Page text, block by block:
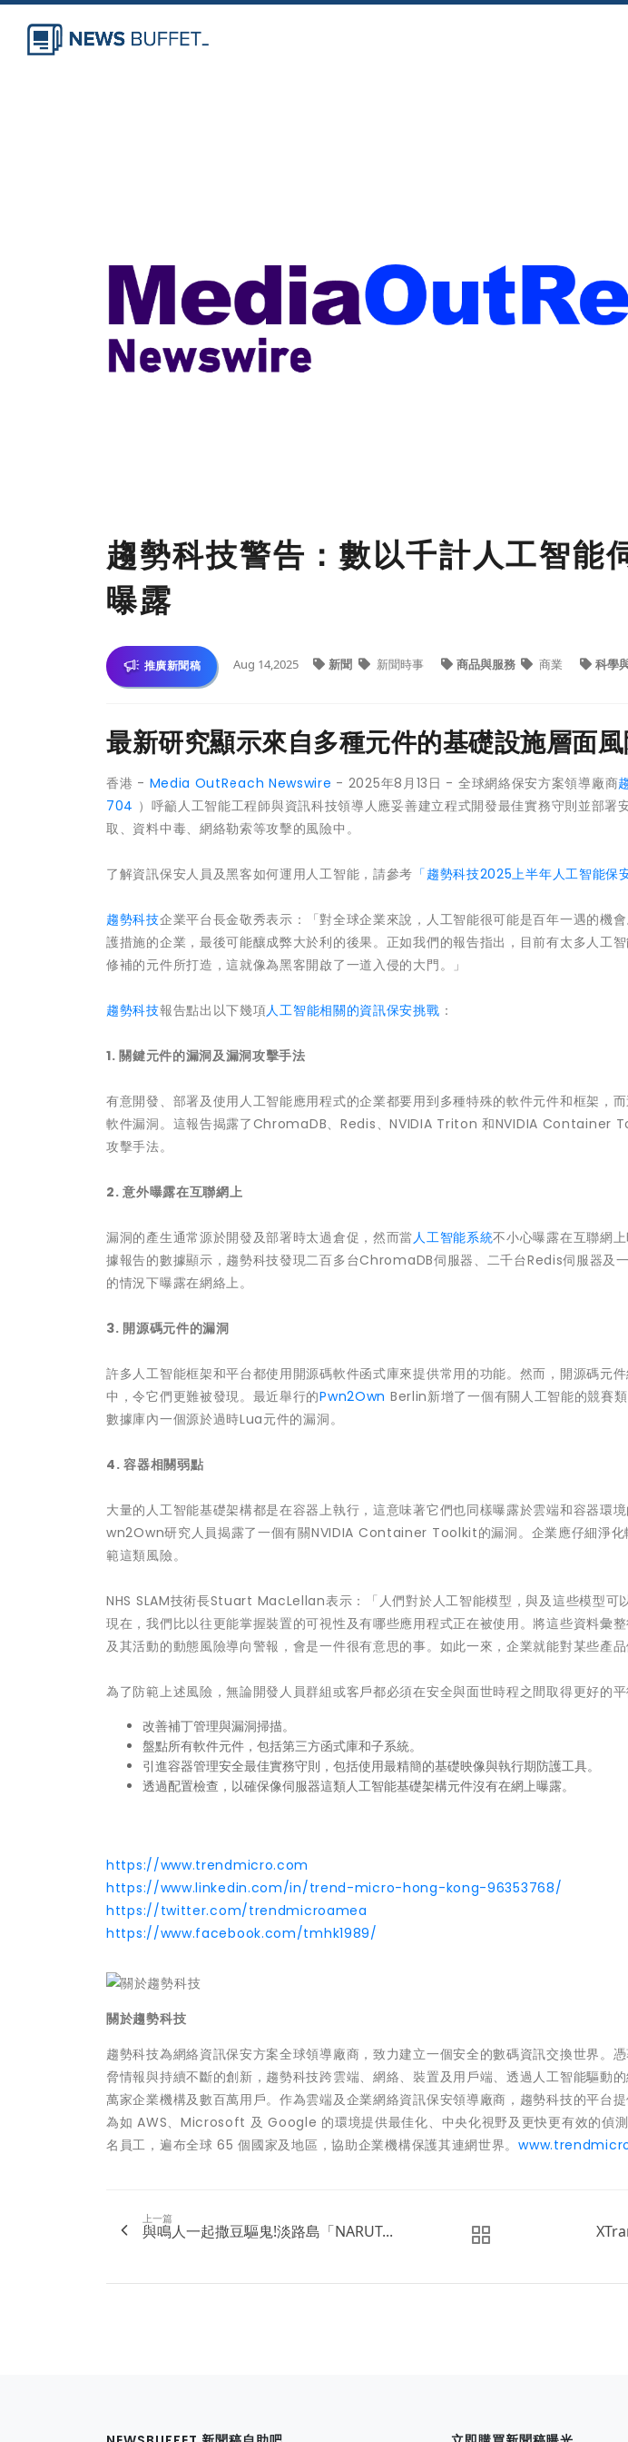
趨勢科技警告：數以千計人工智能
曝露
推廣新聞稿 Aug 14,2025 新聞 新聞時事 商品與服務 商業 科學
最新研究顯示來自多種元件的基礎設施層面
香港 - Media OutReach Newswire - 2025年8月13日 - 全球網絡保安方案領導廠商
704 ）呼籲人工智能工程師與資訊科技領導人應妥善建立程式開發最佳實務守則並部署
取、資料中毒、網絡勒索等攻擊的風險中。
了解資訊保安人員及黑客如何運用人工智能，請參考 「趨勢科技2025上半年人工智能保
趨勢科技企業平台長金敬秀表示：「對全球企業來說，人工智能很可能是百年一遇的機
護措施的企業，最後可能釀成弊大於利的後果。正如我們的報告指出，目前有太多人工
修補的元件所打造，這就像為黑客開啟了一道入侵的大門。」
趨勢科技報告點出以下幾項人工智能相關的資訊保安挑戰 ：
1. 關鍵元件的漏洞及漏洞攻擊手法
有意開發、部署及使用人工智能應用程式的企業都要用到多種特殊的軟件元件和框架，
軟件漏洞。這報告揭露了ChromaDB、Redis、NVIDIA Triton 和NVIDIA Container
攻擊手法。
2. 意外曝露在互聯網上
漏洞的產生通常源於開發及部署時太過倉促，然而當人工智能系統不小心曝露在互聯網
據報告的數據顯示，趨勢科技發現二百多台ChromaDB伺服器、二千台Redis伺服器及
的情況下曝露在網絡上。
3. 開源碼元件的漏洞
許多人工智能框架和平台都使用開源碼軟件函式庫來提供常用的功能。然而，開源碼元
中，令它們更難被發現。最近舉行的Pwn2Own Berlin新增了一個有關人工智能的競賽
數據庫內一個源於過時Lua元件的漏洞。
4. 容器相關弱點
大量的人工智能基礎架構都是在容器上執行，這意味著它們也同樣曝露於雲端和容器環
wn2Own研究人員揭露了一個有關NVIDIA Container Toolkit的漏洞。企業應仔細淨化
範這類風險。
NHS SLAM技術長Stuart MacLellan表示：「人們對於人工智能模型，與及這些模型可
現在，我們比以往更能掌握裝置的可視性及有哪些應用程式正在被使用。將這些資料彙
及其活動的動態風險導向警報，會是一件很有意思的事。如此一來，企業就能對某些產品
為了防範上述風險，無論開發人員群組或客戶都必須在安全與面世時程之間取得更好的平
改善補丁管理與漏洞掃描。
盤點所有軟件元件，包括第三方函式庫和子系統。
引進容器管理安全最佳實務守則，包括使用最精簡的基礎映像與執行期防護工具。
透過配置檢查，以確保像伺服器這類人工智能基礎架構元件沒有在網上曝露。
https://www.trendmicro.com
https://www.linkedin.com/in/trend-micro-hong-kong-96353768/
https://twitter.com/trendmicroamea
https://www.facebook.com/tmhk1989/
關於趨勢科技
趨勢科技為網絡資訊保安方案全球領導廠商，致力建立一個安全的數碼資訊交換世界。
脅情報與持續不斷的創新，趨勢科技跨雲端、網絡、裝置及用戶端、透過人工智能驅動
萬家企業機構及數百萬用戶。作為雲端及企業網絡資訊保安領導廠商，趨勢科技的平台
為如 AWS、Microsoft 及 Google 的環境提供最佳化、中央化視野及更快更有效的偵
名員工，遍布全球 65 個國家及地區，協助企業機構保護其連網世界。
上一篇
與鳴人一起撒豆驅鬼!淡路島「NARUT...